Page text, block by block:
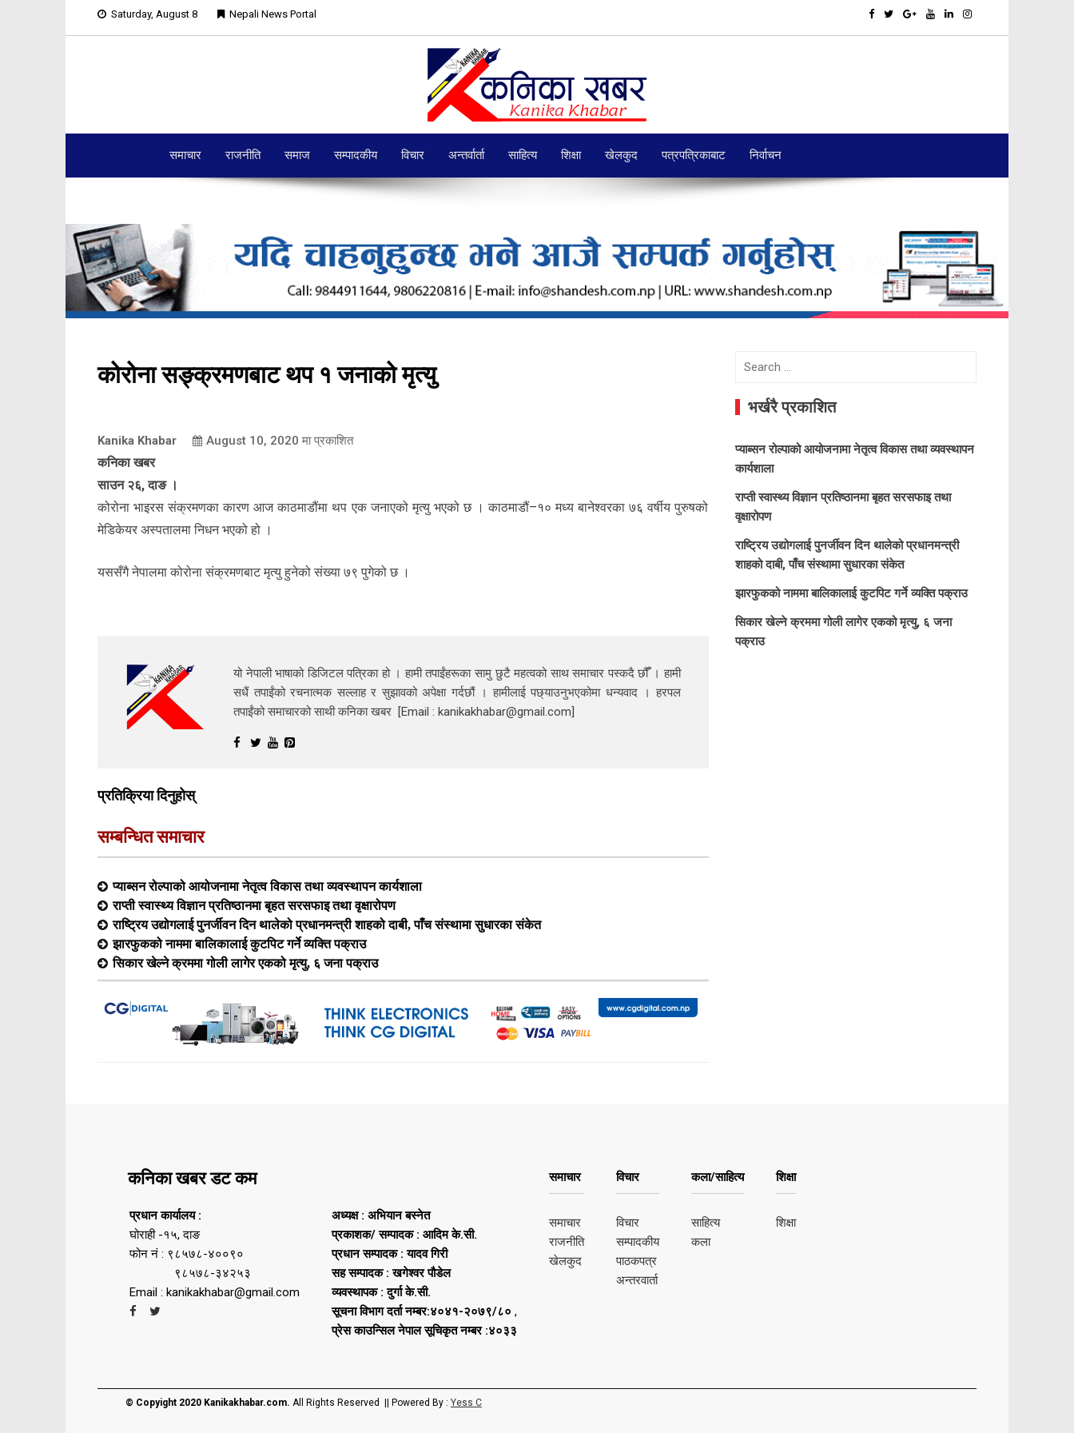
Saturday, August 8 Nepali News Portal
समाचार राजनीति समाज सम्पादकीय विचार अन्तर्वार्ता साहित्य शिक्षा खेलकुद पत्रपत्रिकाबाट निर्वाचन
कोरोना सङ्क्रमणबाट थप १ जनाको मृत्यु
Kanika Khabar August 10, 2020 मा प्रकाशित
कनिका खबर
साउन २६, दाङ ।
कोरोना भाइरस संक्रमणका कारण आज काठमाडौंमा थप एक जनाएको मृत्यु भएको छ । काठमाडौं–१० मध्य बानेश्वरका ७६ वर्षीय पुरुषको
मेडिकेयर अस्पतालमा निधन भएको हो ।
यससँगै नेपालमा कोरोना संक्रमणबाट मृत्यु हुनेको संख्या ७९ पुगेको छ ।
यो नेपाली भाषाको डिजिटल पत्रिका हो । हामी तपाईंहरूका सामु छुटै महत्वको साथ समाचार पस्कदै छौँँ । हामी
सधैं तपाईंको रचनात्मक सल्लाह र सुझावको अपेक्षा गर्दछौं । हामीलाई पछ्याउनुभएकोमा धन्यवाद । हरपल
तपाईंको समाचारको साथी कनिका खबर [Email : kanikakhabar@gmail.com]
प्रतिक्रिया दिनुहोस्
सम्बन्धित समाचार
प्याब्सन रोल्पाको आयोजनामा नेतृत्व विकास तथा व्यवस्थापन कार्यशाला
राप्ती स्वास्थ्य विज्ञान प्रतिष्ठानमा बृहत सरसफाइ तथा वृक्षारोपण
राष्ट्रिय उद्योगलाई पुनर्जीवन दिन थालेको प्रधानमन्त्री शाहको दाबी, पाँच संस्थामा सुधारका संकेत
झारफुकको नाममा बालिकालाई कुटपिट गर्ने व्यक्ति पक्राउ
सिकार खेल्ने क्रममा गोली लागेर एकको मृत्यु, ६ जना पक्राउ
Search
भर्खरै प्रकाशित
प्याब्सन रोल्पाको आयोजनामा नेतृत्व विकास तथा व्यवस्थापन
कार्यशाला
राप्ती स्वास्थ्य विज्ञान प्रतिष्ठानमा बृहत सरसफाइ तथा
वृक्षारोपण
राष्ट्रिय उद्योगलाई पुनर्जीवन दिन थालेको प्रधानमन्त्री
शाहको दाबी, पाँच संस्थामा सुधारका संकेत
झारफुकको नाममा बालिकालाई कुटपिट गर्ने व्यक्ति पक्राउ
सिकार खेल्ने क्रममा गोली लागेर एकको मृत्यु, ६ जना
पक्राउ
कनिका खबर डट कम
प्रधान कार्यालय :
घोराही -१५, दाङ
फोन नं : ९८५७८-४००९०
९८५७८-३४२५३
Email : kanikakhabar@gmail.com
अध्यक्ष : अभियान बस्नेत
प्रकाशक/ सम्पादक : आदिम के.सी.
प्रधान सम्पादक : यादव गिरी
सह सम्पादक : खगेश्वर पौडेल
व्यवस्थापक : दुर्गा के.सी.
सूचना विभाग दर्ता नम्बर:४०४१-२०७९/८० ,
प्रेस काउन्सिल नेपाल सूचिकृत नम्बर :४०३३
समाचार
समाचार
राजनीति
खेलकुद
विचार
विचार
सम्पादकीय
पाठकपत्र
अन्तरवार्ता
कला/साहित्य
साहित्य
कला
शिक्षा
शिक्षा
© Copyight 2020 Kanikakhabar.com. All Rights Reserved || Powered By : Yess C